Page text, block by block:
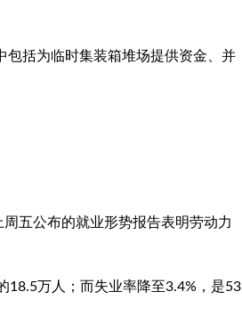
包括为临时集装箱堆场提供资金、并
五公布的就业形势报告表明劳动力
18.5万人；而失业率降至3.4%，是53